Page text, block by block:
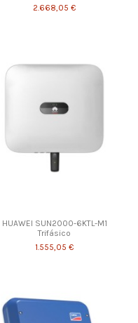
2.668,05 €
HUAWEI SUN2000-6KTL-M1
Trifásico
1.555,05 €